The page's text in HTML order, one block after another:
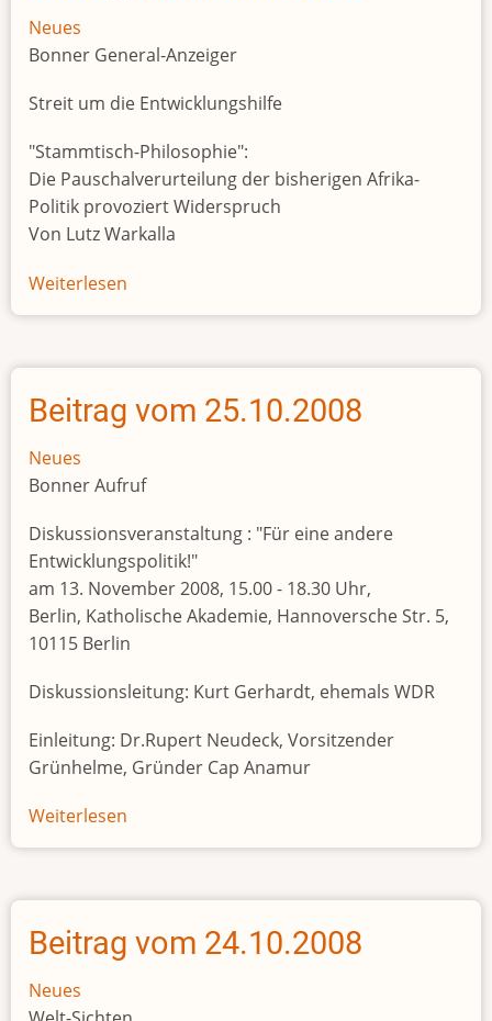
Neues
Bonner General-Anzeiger
Streit um die Entwicklungshilfe
"Stammtisch-Philosophie":
Die Pauschalverurteilung der bisherigen Afrika-
Politik provoziert Widerspruch
Von Lutz Warkalla
Weiterlesen
Beitrag
03.11.2008
Beitrag vom 25.10.2008
Neues
Bonner Aufruf
Diskussionsveranstaltung : "Für eine andere
Entwicklungspolitik!"
am 13. November 2008, 15.00 - 18.30 Uhr,
Berlin, Katholische Akademie, Hannoversche Str. 5,
10115 Berlin
Diskussionsleitung: Kurt Gerhardt, ehemals WDR
Einleitung: Dr.Rupert Neudeck, Vorsitzender
Grünhelme, Gründer Cap Anamur
Weiterlesen
Beitrag
25.10.2008
Beitrag vom 24.10.2008
Neues